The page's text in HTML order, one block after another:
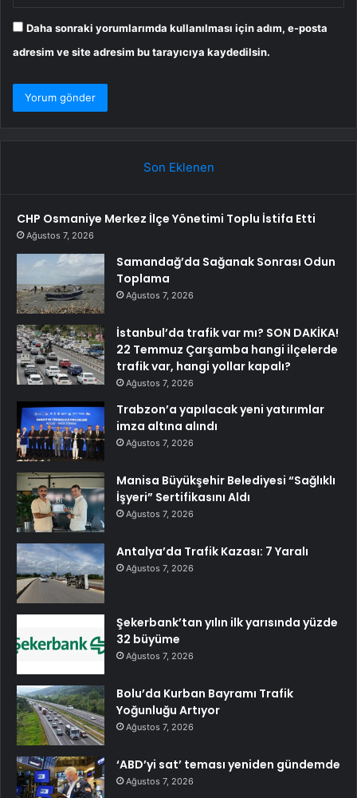
Daha sonraki yorumlarımda kullanılması için adım, e-posta
adresim ve site adresim bu tarayıcıya kaydedilsin.
Son Eklenen
CHP Osmaniye Merkez İlçe Yönetimi Toplu İstifa Etti
Ağustos 7, 2026
Samandağ’da Sağanak Sonrası Odun
Toplama
Ağustos 7, 2026
İstanbul’da trafik var mı? SON DAKİKA!
22 Temmuz Çarşamba hangi ilçelerde
trafik var, hangi yollar kapalı?
Ağustos 7, 2026
Trabzon’a yapılacak yeni yatırımlar
imza altına alındı
Ağustos 7, 2026
Manisa Büyükşehir Belediyesi “Sağlıklı
İşyeri” Sertifikasını Aldı
Ağustos 7, 2026
Antalya’da Trafik Kazası: 7 Yaralı
Ağustos 7, 2026
Şekerbank’tan yılın ilk yarısında yüzde
32 büyüme
Ağustos 7, 2026
Bolu’da Kurban Bayramı Trafik
Yoğunluğu Artıyor
Ağustos 7, 2026
‘ABD’yi sat’ teması yeniden gündemde
Ağustos 7, 2026